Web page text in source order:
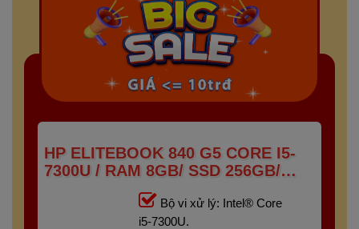
HP ELITEBOOK 840 G5 CORE I5-
7300U / RAM 8GB/ SSD 256GB/
FHD IPS 14 INCH
Bộ vi xử lý: Intel® Core
i5-7300U.